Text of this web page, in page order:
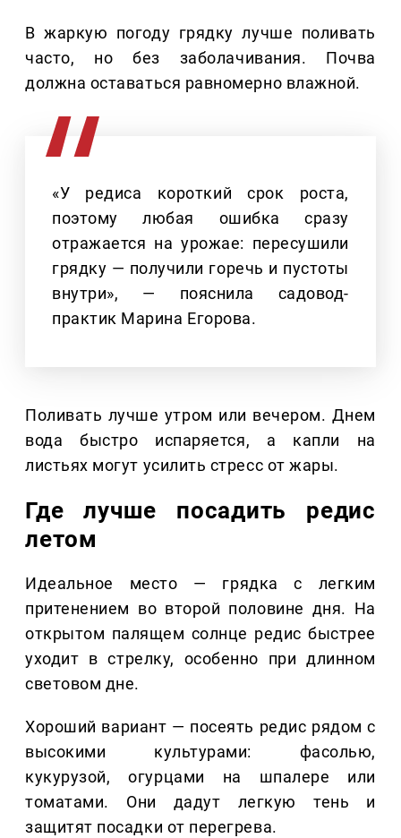
В жаркую погоду грядку лучше поливать
часто, но без заболачивания. Почва
должна оставаться равномерно влажной.
«У редиса короткий срок роста,
поэтому любая ошибка сразу
отражается на урожае: пересушили
грядку — получили горечь и пустоты
внутри», — пояснила садовод-
практик Марина Егорова.
Поливать лучше утром или вечером. Днем
вода быстро испаряется, а капли на
листьях могут усилить стресс от жары.
Где лучше посадить редис
летом
Идеальное место — грядка с легким
притенением во второй половине дня. На
открытом палящем солнце редис быстрее
уходит в стрелку, особенно при длинном
световом дне.
Хороший вариант — посеять редис рядом с
высокими культурами: фасолью,
кукурузой, огурцами на шпалере или
томатами. Они дадут легкую тень и
защитят посадки от перегрева.